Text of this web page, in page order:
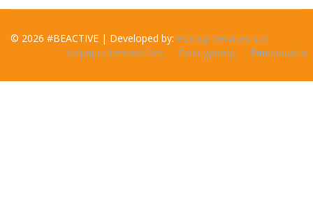
© 2026 #BEACTIVE | Developed by: eGroup Services Ltd
Χρήσιμες Ιστοσελίδες
Όροι χρήσης Επικοινωνία